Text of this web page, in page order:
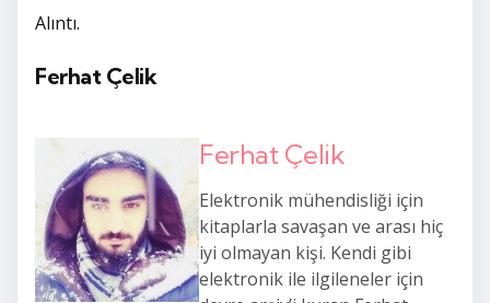
Alıntı.
Ferhat Çelik
Ferhat Çelik
Elektronik mühendisliği için
kitaplarla savaşan ve arası hiç
iyi olmayan kişi. Kendi gibi
elektronik ile ilgileneler için